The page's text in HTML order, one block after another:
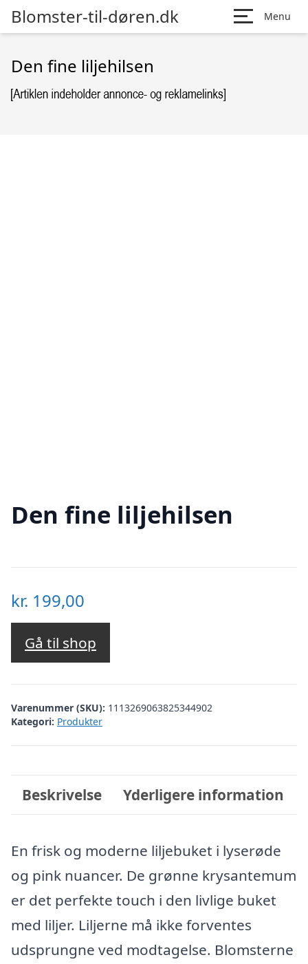
Blomster-til-døren.dk Menu
Den fine liljehilsen
Den fine liljehilsen
kr. 199,00
Gå til shop
Varenummer (SKU): 1113269063825344902
Kategori: Produkter
Beskrivelse Yderligere information
En frisk og moderne liljebuket i lyserøde
og pink nuancer. De grønne krysantemum
er det perfekte touch i den livlige buket
med liljer. Liljerne må ikke forventes
udsprungne ved modtagelse. Blomsterne